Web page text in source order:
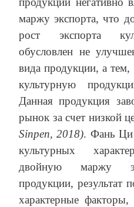
маржу экспорта, что
рост экспорта
обусловлен не
вида продукции, а тем,
культурную
Данная продукция
рынок за счет низкой
Sinpen, 2018). Фань Ци
культурных
двойную маржу
продукции, результат
характерные факторы,